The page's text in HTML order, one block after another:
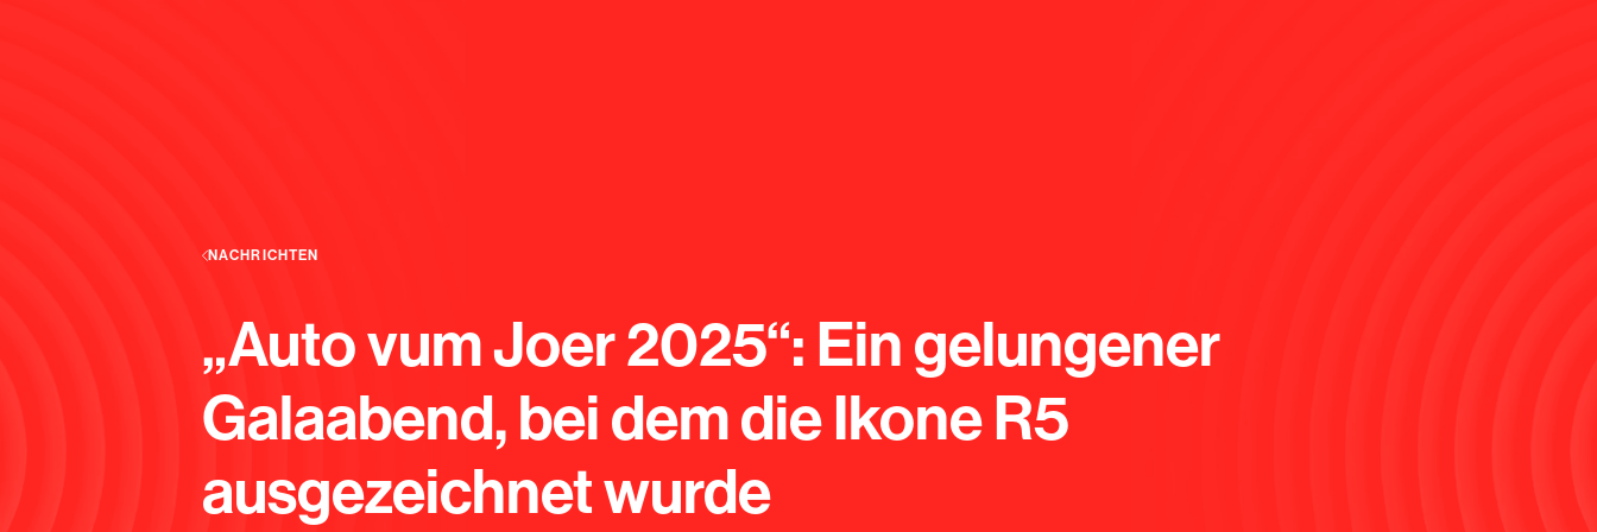
NACHRICHTEN
„Auto vum Joer 2025“: Ein gelungener
Galaabend, bei dem die Ikone R5
ausgezeichnet wurde